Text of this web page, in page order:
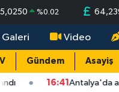
%0.02
Galeri Video
Gündem Asayiş
16:41 Antalya'da asayiş